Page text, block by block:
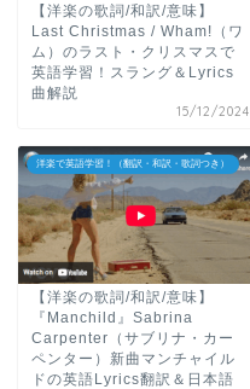
【洋楽の歌詞/和訳/意味】
Last Christmas / Wham!（ワ
ム）のラスト・クリスマスで
英語学習！スラング＆Lyrics
曲解説
15/12/2024
洋楽で英語学習！（翻訳・和訳・歌詞つき）
【洋楽の歌詞/和訳/意味】
『Manchild』Sabrina
Carpenter（サブリナ・カー
ペンター）新曲マンチャイル
ドの英語Lyrics翻訳＆日本語